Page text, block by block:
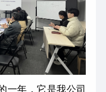
一年，它是我公司